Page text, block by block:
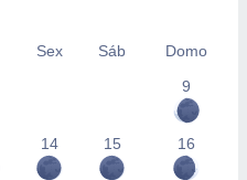
Sex Sáb
Domo
9
14 15 16